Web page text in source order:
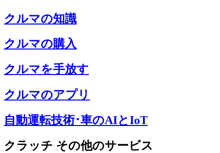
クルマの知識
クルマの購入
クルマを手放す
クルマのアプリ
自動運転技術･車のAIとIoT
クラッチ その他のサービス